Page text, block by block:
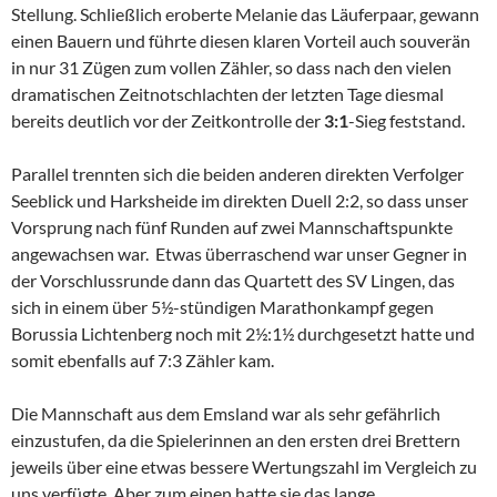
Stellung. Schließlich eroberte Melanie das Läuferpaar, gewann
einen Bauern und führte diesen klaren Vorteil auch souverän
in nur 31 Zügen zum vollen Zähler, so dass nach den vielen
dramatischen Zeitnotschlachten der letzten Tage diesmal
bereits deutlich vor der Zeitkontrolle der 3:1-Sieg feststand.
Parallel trennten sich die beiden anderen direkten Verfolger
Seeblick und Harksheide im direkten Duell 2:2, so dass unser
Vorsprung nach fünf Runden auf zwei Mannschaftspunkte
angewachsen war. Etwas überraschend war unser Gegner in
der Vorschlussrunde dann das Quartett des SV Lingen, das
sich in einem über 5½-stündigen Marathonkampf gegen
Borussia Lichtenberg noch mit 2½:1½ durchgesetzt hatte und
somit ebenfalls auf 7:3 Zähler kam.
Die Mannschaft aus dem Emsland war als sehr gefährlich
einzustufen, da die Spielerinnen an den ersten drei Brettern
jeweils über eine etwas bessere Wertungszahl im Vergleich zu